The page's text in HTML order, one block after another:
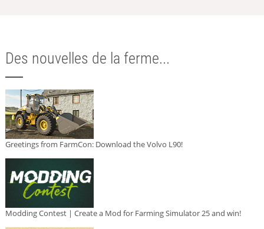
Des nouvelles de la ferme...
Greetings from FarmCon: Download the Volvo L90!
Modding Contest | Create a Mod for Farming Simulator 25 and win!